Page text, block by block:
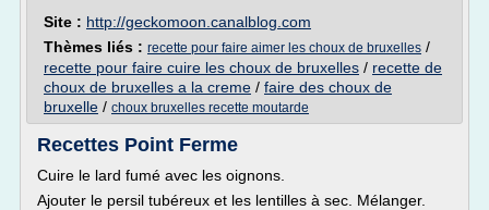
Site : http://geckomoon.canalblog.com
Thèmes liés : recette pour faire aimer les choux de bruxelles /
recette pour faire cuire les choux de bruxelles / recette de
choux de bruxelles a la creme / faire des choux de
bruxelle / choux bruxelles recette moutarde
Recettes Point Ferme
Cuire le lard fumé avec les oignons.
Ajouter le persil tubéreux et les lentilles à sec. Mélanger.